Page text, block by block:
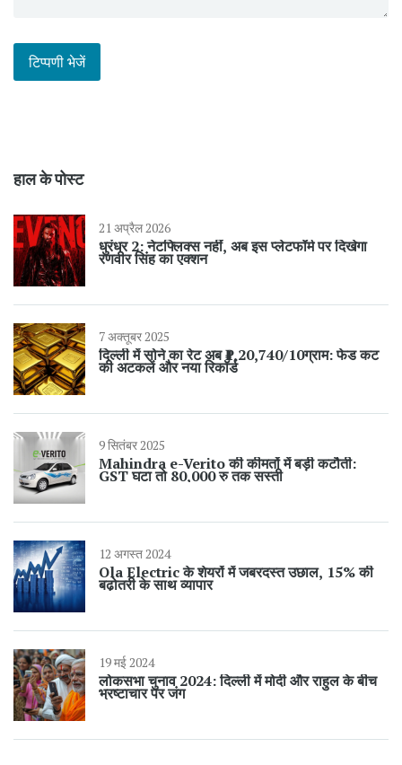
हाल के पोस्ट
21 अप्रैल 2026
धुरंधर 2: नेटफ्लिक्स नहीं, अब इस प्लेटफॉर्म पर दिखेगा
रणवीर सिंह का एक्शन
7 अक्तूबर 2025
दिल्ली में सोने का रेट अब ₹1,20,740/10ग्राम: फेड कट
की अटकलें और नया रिकॉर्ड
9 सितंबर 2025
Mahindra e-Verito की कीमतों में बड़ी कटौती:
GST घटा तो 80,000 रु तक सस्ती
12 अगस्त 2024
Ola Electric के शेयरों में जबरदस्त उछाल, 15% की
बढ़ोतरी के साथ व्यापार
19 मई 2024
लोकसभा चुनाव 2024: दिल्ली में मोदी और राहुल के बीच
भ्रष्टाचार पर जंग